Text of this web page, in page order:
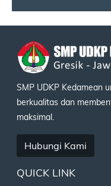
SMP UDKP Kedamean
berkualitas dan
maksimal.
Hubungi Kami
QUICK LINK